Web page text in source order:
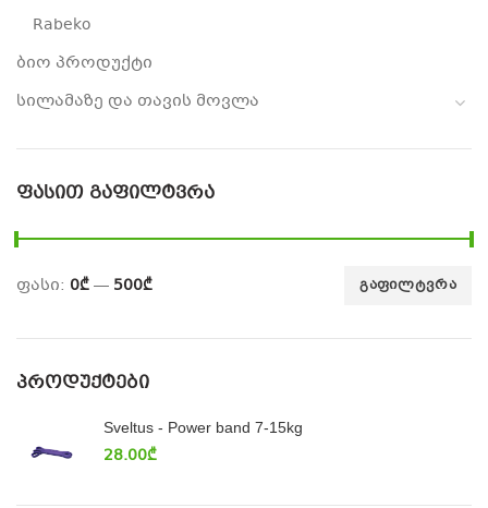
Rabeko
ბიო პროდუქტი
სილამაზე და თავის მოვლა
ᲤᲐᲡᲘᲗ ᲒᲐᲤᲘᲚᲢᲕᲠᲐ
ᲒᲐᲤᲘᲚᲢᲕᲠᲐ
ფასი: 0₾— 500₾
ᲞᲠᲝᲓᲣᲥᲢᲔᲑᲘ
Sveltus - Power band 7-15kg
28.00₾